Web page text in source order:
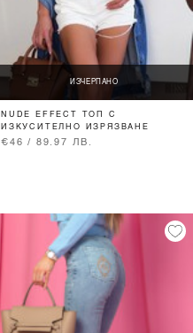
ИЗЧЕРПАНО
NUDE EFFECT ТОП С
ИЗКУСИТЕЛНО ИЗРЯЗВАНЕ
€46 / 89.97 ЛВ.